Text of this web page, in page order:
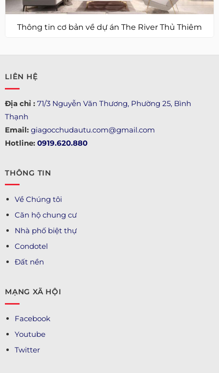
Thông tin cơ bản về dự án The River Thủ Thiêm
LIÊN HỆ
Địa chỉ : 71/3 Nguyễn Văn Thương, Phường 25, Bình
Thạnh
Email: giagocchudautu.com@gmail.com
Hotline: 0919.620.880
THÔNG TIN
Về Chúng tôi
Căn hộ chung cư
Nhà phố biệt thự
Condotel
Đất nền
MẠNG XÃ HỘI
Facebook
Youtube
Twitter